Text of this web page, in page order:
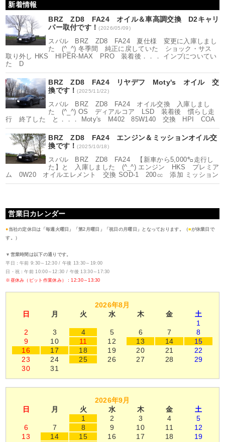
新着情報
BRZ ZD8 FA24 オイル＆車高調交換 D2キャリ
パー取付です！(2026/05/09)
スバル BRZ ZD8 FA24 夏仕様 変更に入庫しまし
た (^_^) 冬季間 純正に戻していた ショック・サス
取り外し HKS HIPER-MAX PRO 装着後．．． インプについてい
た D
BRZ ZD8 FA24 リヤデフ Moty's オイル 交
換です！(2025/11/22)
スバル BRZ ZD8 FA24 オイル交換 入庫しまし
た (^_^) OS ディアルコア LSD 装着後 慣らし走
行 終了した と．．． Moty's M402 85W140 交換 HPI COA
BRZ ZD8 FA24 エンジン＆ミッションオイル交
換です！(2025/10/18)
スバル BRZ ZD8 FA24 【新車から5,000㌔走行し
た】と 入庫しました (^_^) エンジン HKS プレミア
ム 0W20 オイルエレメント 交換 SOD-1 200㏄ 添加 ミッション
営業日カレンダー
● 当社の定休日は「毎週火曜日」「第2月曜日」「祝日の月曜日」となっております。（■が休業日で
す。）
▼営業時間は以下の通りです。
平日：午前 9:30～12:30 / 午後 13:30～19:00
日・祝：午前 10:00～12:30 / 午後 13:30～17:30
※昼休み（ピット作業休み）：12:30～13:30
2026年8月
日
月 火 水 木 金
土
1
2
3 4 5 6 7
8
9
10 11 12 13 14
15
16
17 18 19 20 21
22
23
24 25 26 27 28
29
30
31
2026年9月
日
月 火 水 木 金
土
1
2 3 4
5
6
7 8 9 10 11
12
13
14 15 16 17 18
19